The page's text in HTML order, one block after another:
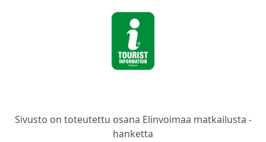
Sivusto on toteutettu osana Elinvoimaa matkailusta -
hanketta